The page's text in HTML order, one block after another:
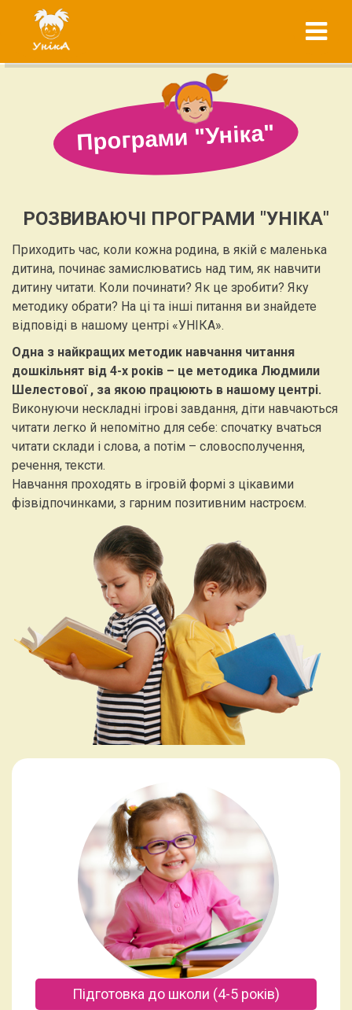
content
"УнікА"
підготовка до
школи вашої
дитини
Програми "Уніка"
РОЗВИВАЮЧІ ПРОГРАМИ "УНІКА"
Приходить час, коли кожна родина, в якій є маленька
дитина, починає замислюватись над тим, як навчити
дитину читати. Коли починати? Як це зробити? Яку
методику обрати? На ці та інші питання ви знайдете
відповіді в нашому центрі «УНІКА».
Одна з найкращих методик навчання читання
дошкільнят від 4-х років – це методика Людмили
Шелестової , за якою працюють в нашому центрі.
Виконуючи нескладні ігрові завдання, діти навчаються
читати легко й непомітно для себе: спочатку вчаться
читати склади і слова, а потім – словосполучення,
речення, тексти.
Навчання проходять в ігровій формі з цікавими
фізвідпочинками, з гарним позитивним настроєм.
Підготовка до школи (4-5 років)